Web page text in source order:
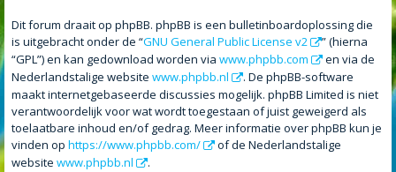
Dit forum draait op phpBB. phpBB is een bulletinboardoplossing die
is uitgebracht onder de “GNU General Public License v2
” (hierna
“GPL”) en kan gedownload worden via www.phpbb.com
en via de
Nederlandstalige website www.phpbb.nl
. De phpBB-software
maakt internetgebaseerde discussies mogelijk. phpBB Limited is niet
verantwoordelijk voor wat wordt toegestaan of juist geweigerd als
toelaatbare inhoud en/of gedrag. Meer informatie over phpBB kun je
vinden op https://www.phpbb.com/
of de Nederlandstalige
website www.phpbb.nl .